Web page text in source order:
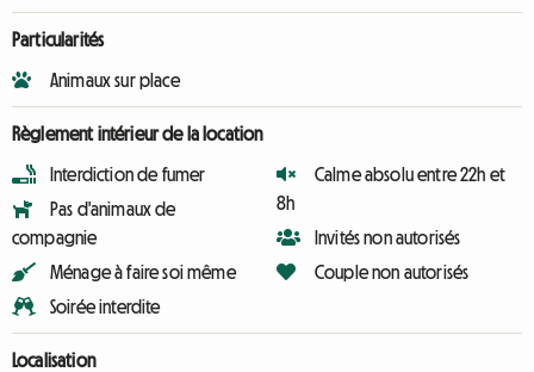
Particularités
Animaux sur place
Règlement intérieur de la location
Interdiction de fumer
Pas d'animaux de
compagnie
Ménage à faire soi même
Soirée interdite
Calme absolu entre 22h et
8h
Invités non autorisés
Couple non autorisés
Localisation